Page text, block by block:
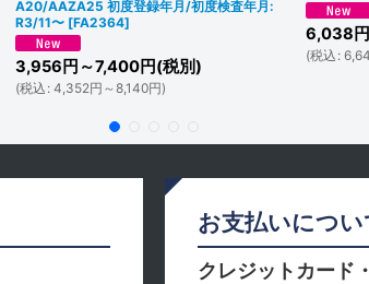
A20/AAZA25 初度登録年月/初度検査年月:
R3/11〜 [FA2364]
3,956 円 ～7,400円(税別)
(税込 : 4,352円 ～8,140円)
6,038 円
(税込 :
お支払いについ
クレジットカード